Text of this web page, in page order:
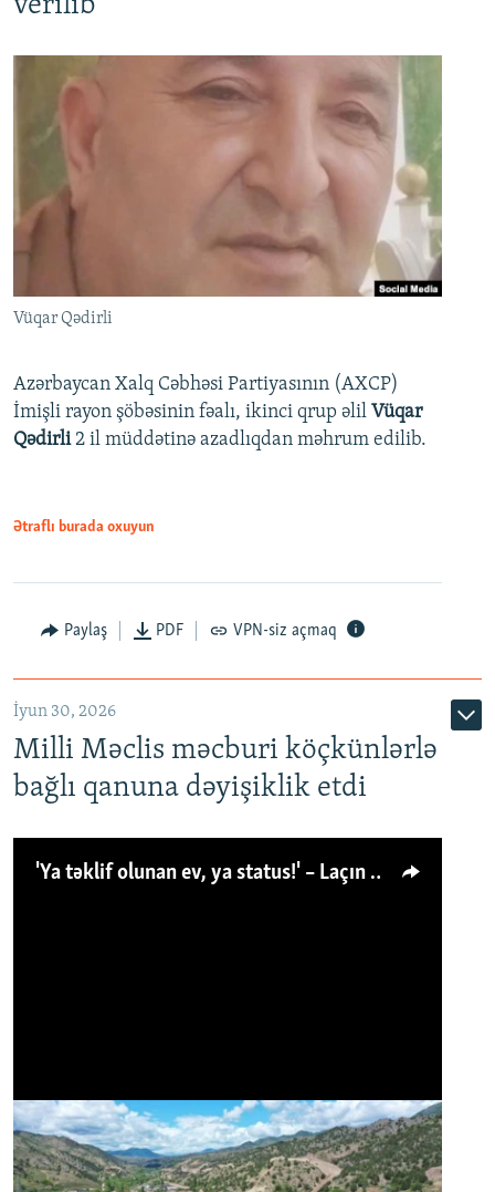
verilib
Vüqar Qədirli
Azərbaycan Xalq Cəbhəsi Partiyasının (AXCP)
İmişli rayon şöbəsinin fəalı, ikinci qrup əlil Vüqar
Qədirli2 il müddətinə azadlıqdan məhrum edilib.
Ətraflı burada oxuyun
Paylaş PDF VPN-siz açmaq
İyun 30, 2026
Milli Məclis məcburi köçkünlərlə
bağlı qanuna dəyişiklik etdi
'Ya təklif olunan ev, ya status!' – Laçın köçkünü: 'Laçından başqa heç hara!'